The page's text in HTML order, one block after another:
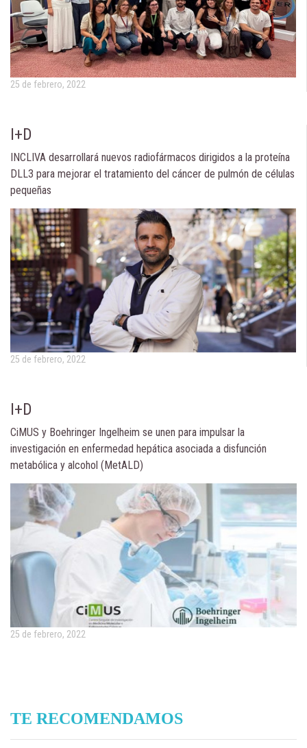
25 de febrero, 2022
I+D
INCLIVA desarrollará nuevos radiofármacos dirigidos a la proteína
DLL3 para mejorar el tratamiento del cáncer de pulmón de células
pequeñas
25 de febrero, 2022
I+D
CiMUS y Boehringer Ingelheim se unen para impulsar la
investigación en enfermedad hepática asociada a disfunción
metabólica y alcohol (MetALD)
25 de febrero, 2022
TE RECOMENDAMOS